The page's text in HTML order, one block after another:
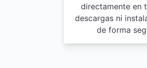
directamente en
descargas ni
de forma